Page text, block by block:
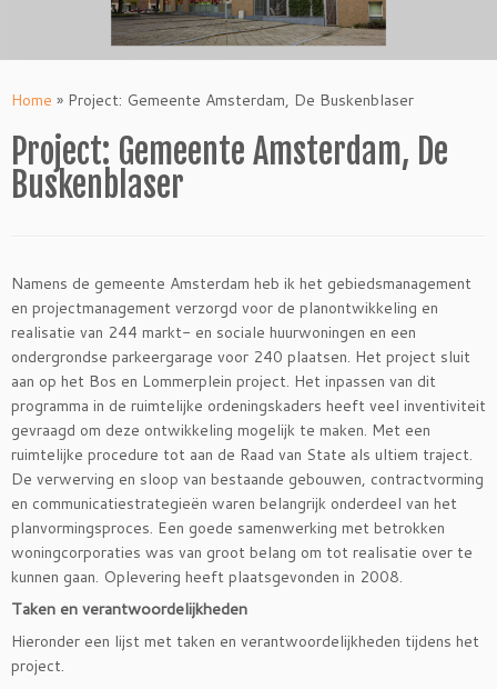
Home » Project: Gemeente Amsterdam, De Buskenblaser
Project: Gemeente Amsterdam, De
Buskenblaser
Namens de gemeente Amsterdam heb ik het gebiedsmanagement
en projectmanagement verzorgd voor de planontwikkeling en
realisatie van 244 markt- en sociale huurwoningen en een
ondergrondse parkeergarage voor 240 plaatsen. Het project sluit
aan op het Bos en Lommerplein project. Het inpassen van dit
programma in de ruimtelijke ordeningskaders heeft veel inventiviteit
gevraagd om deze ontwikkeling mogelijk te maken. Met een
ruimtelijke procedure tot aan de Raad van State als ultiem traject.
De verwerving en sloop van bestaande gebouwen, contractvorming
en communicatiestrategieën waren belangrijk onderdeel van het
planvormingsproces. Een goede samenwerking met betrokken
woningcorporaties was van groot belang om tot realisatie over te
kunnen gaan. Oplevering heeft plaatsgevonden in 2008.
Taken en verantwoordelijkheden
Hieronder een lijst met taken en verantwoordelijkheden tijdens het
project.